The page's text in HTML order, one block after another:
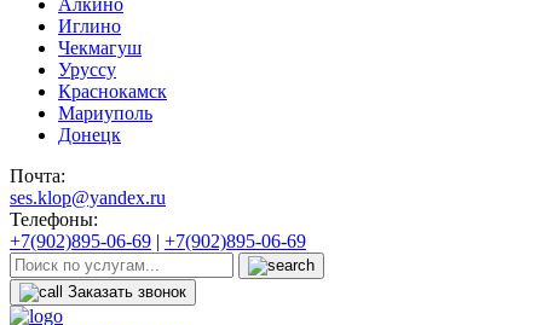
Иглино
Чекмагуш
Уруссу
Краснокамск
Мариуполь
Донецк
Почта:
ses.klop@yandex.ru
Телефоны:
+7(902)895-06-69 | +7(902)895-06-69
Заказать звонок